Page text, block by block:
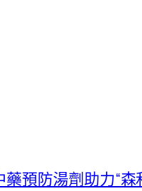
藥預防湯劑助力“